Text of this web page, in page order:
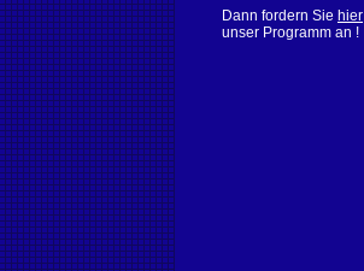
Dann fordern Sie hier
unser Programm an !